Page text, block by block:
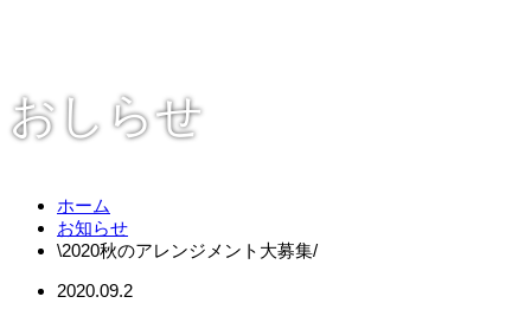
おしらせ
ホーム
お知らせ
\2020秋のアレンジメント大募集/
2020.09.2